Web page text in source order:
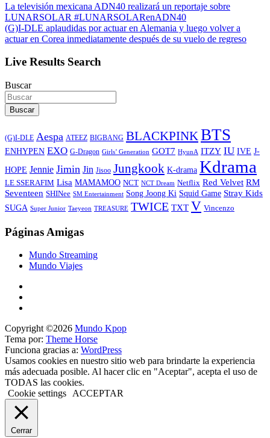
La televisión ​​mexicana ADN40 realizará un reportaje sobre
LUNARSOLAR #LUNARSOLARenADN40
(G)I-DLE aplaudidas por actuar en Alemania y luego volver a
actuar en Corea inmediatamente después de su vuelo de regreso
Live Results Search
Buscar
Buscar
(G)I-DLE Aespa ATEEZ BIGBANG BLACKPINKBTS
ENHYPEN EXO G-Dragon Girls’ Generation GOT7 HyunA ITZY IU IVE J-
HOPE Jennie Jimin Jin Jisoo Jungkook K-drama Kdrama
LE SSERAFIM Lisa MAMAMOO NCT NCT Dream Netflix Red Velvet RM
Seventeen SHINee SM Entertainment Song Joong Ki Squid Game Stray Kids
SUGA Super Junior Taeyeon TREASURE TWICE TXT V Vincenzo
Páginas Amigas
Mundo Streaming
Mundo Viajes
Copyright ©2026 Mundo Kpop
Tema por: Theme Horse
Funciona gracias a: WordPress
Usamos cookies en nuestro sitio web para brindarte la experiencia
más adecuada posible. Al hacer clic en "Aceptar", acepta el uso de
TODAS las cookies.
Cookie settings
ACCEPTAR
Cerrar